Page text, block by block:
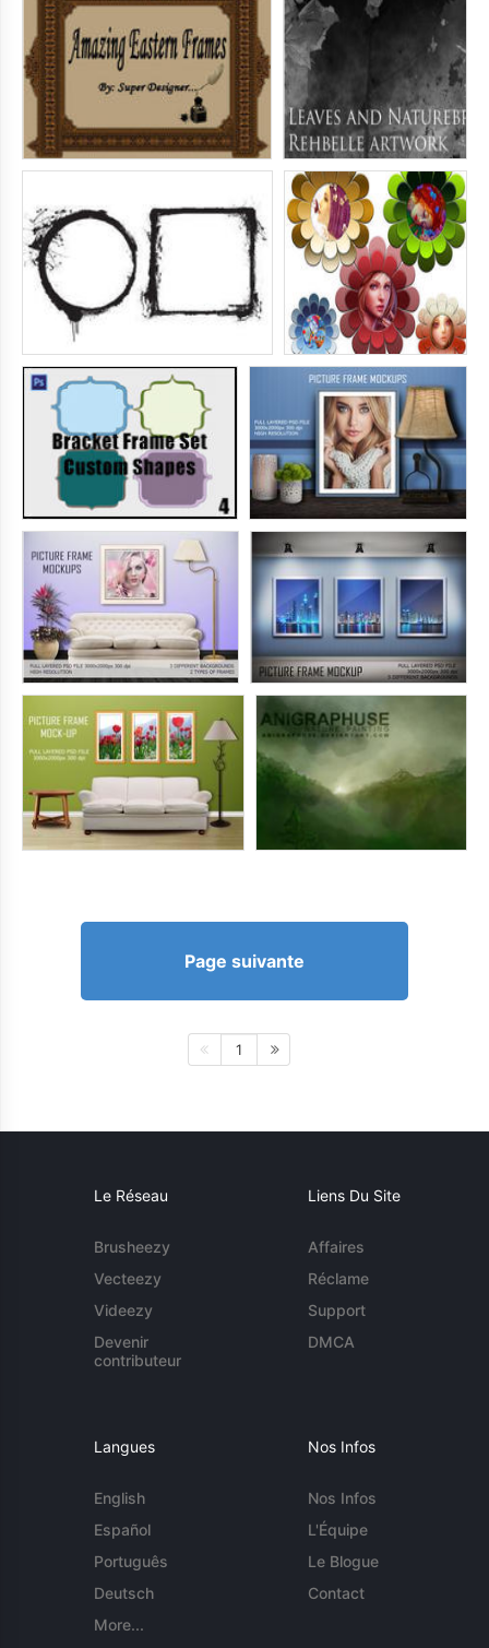
Page suivante
1
Le Réseau
Brusheezy
Vecteezy
Videezy
Devenir
contributeur
Liens Du Site
Affaires
Réclame
Support
DMCA
Langues
English
Español
Português
Deutsch
More...
Nos Infos
Nos Infos
L'Équipe
Le Blogue
Contact